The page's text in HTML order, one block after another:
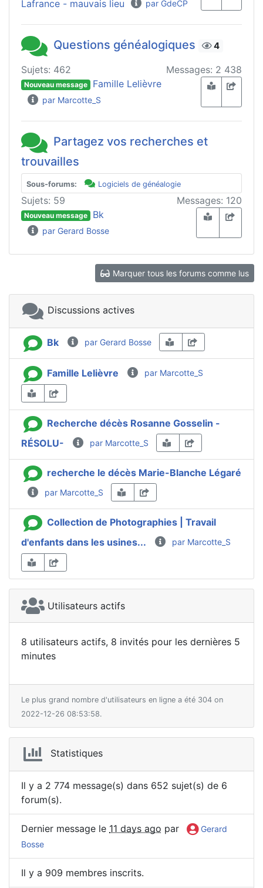
Lafrance - mauvais lieu
par GdeCP
Questions généalogiques 4
Sujets: 462 Messages: 2 438
Nouveau message Famille Lelièvre
par Marcotte_S
Partagez vos recherches et
trouvailles
Sous-forums: Logiciels de généalogie
Sujets: 59 Messages: 120
Nouveau message Bk
par Gerard Bosse
Marquer tous les forums comme lus
Discussions actives
Bk par Gerard Bosse
Famille Lelièvre par Marcotte_S
Recherche décès Rosanne Gosselin -
RÉSOLU-
par Marcotte_S
recherche le décès Marie-Blanche Légaré
par Marcotte_S
Collection de Photographies | Travail
d'enfants dans les usines...
par Marcotte_S
Utilisateurs actifs
8 utilisateurs actifs, 8 invités pour les dernières 5
minutes
Le plus grand nombre d'utilisateurs en ligne a été 304 on
2022-12-26 08:53:58.
Statistiques
Il y a 2 774 message(s) dans 652 sujet(s) de 6
forum(s).
Dernier message le 11 days ago par
Gerard
Bosse
Il y a 909 membres inscrits.